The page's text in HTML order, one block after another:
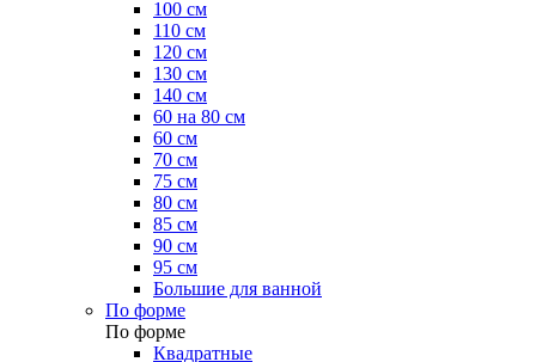
100 см
110 см
120 см
130 см
140 см
60 на 80 см
60 см
70 см
75 см
80 см
85 см
90 см
95 см
Большие для ванной
По форме
По форме
Квадратные